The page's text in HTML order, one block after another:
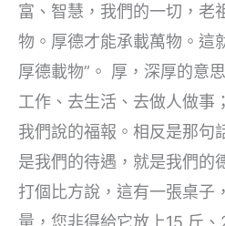
富、智慧，我們的一切，老
物。厚德才能承載萬物。這
厚德載物”。 厚，深厚的意
工作、去生活、去做人做事
我們說的福報。相反是那句
是我們的待遇，就是我們的
打個比方說，這有一張桌子
量，您非得給它放上15 斤